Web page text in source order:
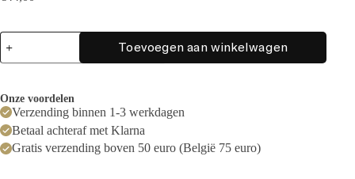
Le
beach
Face
TINTED
—
GOLDEN
TAN
GLOW
Toevoegen aan winkelwagen
Onze voordelen
Verzending binnen 1-3 werkdagen
Betaal achteraf met Klarna
Gratis verzending boven 50 euro (België 75 euro)